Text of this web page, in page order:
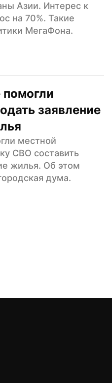
Азии. Интерес к
на 70%. Такие
МегаФона.
заявление
местной
СВО составить
жилья. Об этом
дума.